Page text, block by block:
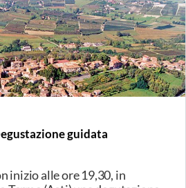
l’Universo di "La Via
Bergamasco d’Eccellenza.